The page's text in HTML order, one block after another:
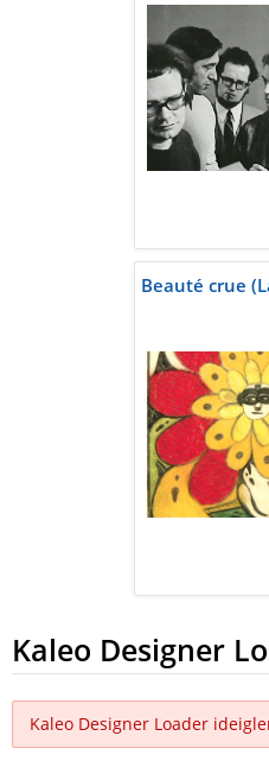
Beauté crue
Kaleo Designer
Kaleo Designer Loader